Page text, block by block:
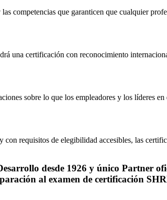
competencias que garanticen que cualquier
una certificación con reconocimiento
sobre lo que los empleadores y los líderes
requisitos de elegibilidad accesibles, las
desde 1926 y único Partner
al examen de certificación